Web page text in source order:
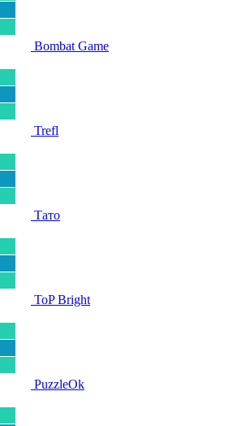
Bombat Game
Trefl
Тато
ToP Bright
PuzzleOk